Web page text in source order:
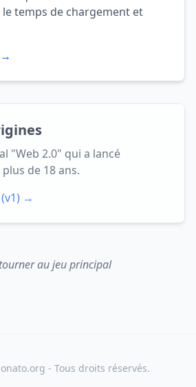
temps de chargement et
"Web 2.0" qui a lancé
de 18 ans.
→
au jeu principal
- Tous droits réservés.